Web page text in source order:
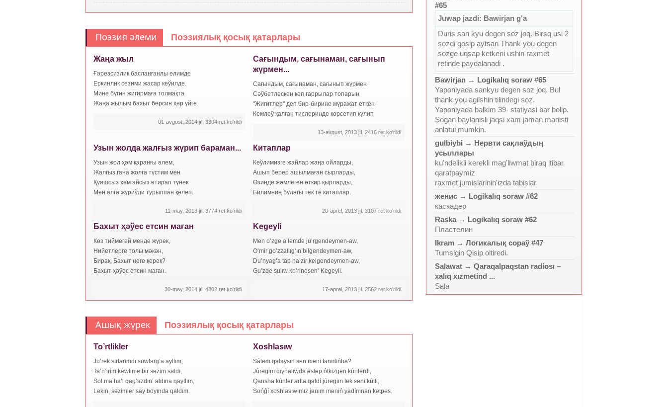
Поэзия әлеми Поэзиялық қосық қатарлары
Жаңа жыл
Ғәрезсизлик басланғанлы елимде
Еркинлик сезими жасар кеўилде.
Мине бүгин жигирмаға толмақта
Жаңа жылым бахыт берсин ҳәр үйге.
01-avgust, 2014 jıl. 3304 ret ko'rildi
Сағындым, сағынаман, сағынып
жүрмен...
Сағындым, сағынаман, сағынып жүрмен
Сәўбетлескен көп ғаррылар топарын
"Жигитлер" деп бир-бирине мүражат еткен
Кемлеў қалган тислеринде көрсетип күлип
13-avgust, 2013 jıl. 2416 ret ko'rildi
Узын жолда жалғыз жүрип бараман...
Узын жол ҳәм қаранғы әлем,
Жалғыз ғана жолға түстим мен
Қуяшсыз ҳәм айсыз әтирап түнек
Мен алға жүриўди турыппан қәлеп.
11-may, 2013 jıl. 3774 ret ko'rildi
Китаплар
Кеўлимизге жайлар жаңа ойларды,
Ашып берер ашылмаған сырларды,
Өзиңде жәмлеген өткир қырларды,
Билимниң булағы тек те китаплар.
20-aprel, 2013 jıl. 3107 ret ko'rildi
Бахыт ҳәўес етсин маған
Көз тиймегей менде жүрек,
Нийетлерге толы мәкән,
Бирақ, Бахыт неге керек?
Бахыт ҳәўес етсин маған.
30-may, 2014 jıl. 4802 ret ko'rildi
Kegeyli
Men o’zge a’lemde ju’rgendeymen-aw,
O’mir go’zzallıg’ın bilgendeymen-aw,
Du’nyag’a tap ha’zir kelgendeymen-aw,
Gu’zde sulıw ko’rinesen’ Kegeyli.
17-aprel, 2013 jıl. 2562 ret ko'rildi
Ашық жүрек Поэзиялық қосық қатарлары
To’rtlikler
Ju’rek sırlarımdı suwlarg’a ayttım,
Ta’n’irim kewlime bir sezim saldı,
Sol ma’ha’l qag’azdın’ aldına qayttım,
Lekin, sezimler say boyında qaldım.
Xoshlasıw
Sálem qalaysın sen meni tanıdıńba?
Júregim qıynalıwda eslep ótkizgen kúnlerdi,
Qansha kúnler artta qaldí júregim tek seni kútti,
Sońǵí xoshlasıwımız janım meniń yadímnan ketpes.
#65
Juwap jazdi: Bawirjan g'a
Duris san kyu degen soz joq. Birsq usi 2
sozdi qosip aytsan Thank you degen
sozge uqsap ketkeni ushin raxmet
retinde paydalanadi .
Bawirjan→ Logikalıq soraw #65
Yaponiyada sankyu degen soz joq. Bul
thank you agilshin tilindegi soz.
Yaponiyada balkim 39- statiyasi bar bolip.
Sogan baylanisli jaqsi xam jaman manisti
anlatui mumkin.
gulbiybi → Нервти сақлаўдың
усыллары
ku'ndelikli kerekli mag'liwmat biraq itibar
qaratpaymiz
raxmet jumislarinin'izda tabislar
женис→ Logikalıq soraw #62
каскадер
Raska→ Logikalıq soraw #62
Пластелин
Ikram→ Логикалық сораў #47
Tumsigin Qisip oltiredi.
Salawat→ Qaraqalpaqstan radiosı –
xalıq xızmetind ...
Sala